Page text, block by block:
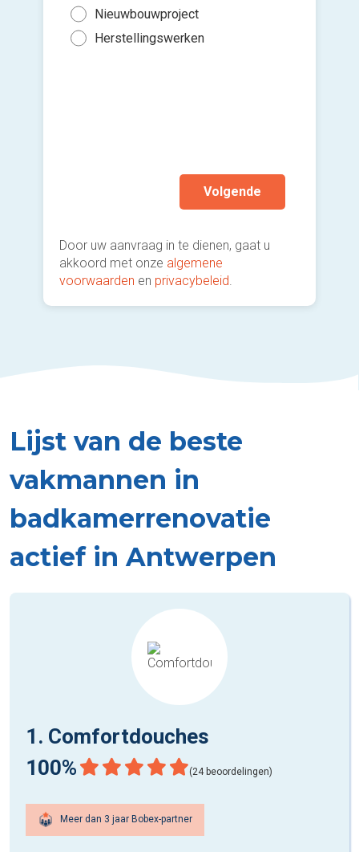
Nieuwbouwproject
Herstellingswerken
Volgende
Door uw aanvraag in te dienen, gaat u
akkoord met onze algemene
voorwaarden en privacybeleid
Lijst van de beste
vakmannen in
badkamerrenovatie
actief in Antwerpen
1. Comfortdouches
100%
(24 beoordelingen)
Meer dan 3 jaar Bobex-partner